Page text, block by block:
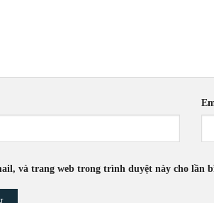
và trang web trong trình duyệt này cho lần